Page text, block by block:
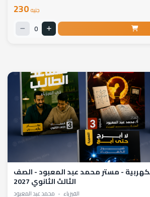
230 جنيه
0
كتاب الفيزياء الكهربية - مستر محمد عبد المعبود - الصف
الثالث الثانوي 2027
الفيزياء • محمد عبد المعبود